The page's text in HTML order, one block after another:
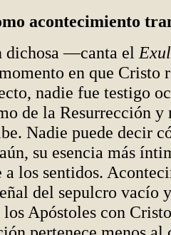
acontecimiento
dichosa —canta el
en que Cristo
nadie fue testigo
de la Resurrección y
Nadie puede decir
su esencia más
los sentidos.
del sepulcro vacío
Apóstoles con